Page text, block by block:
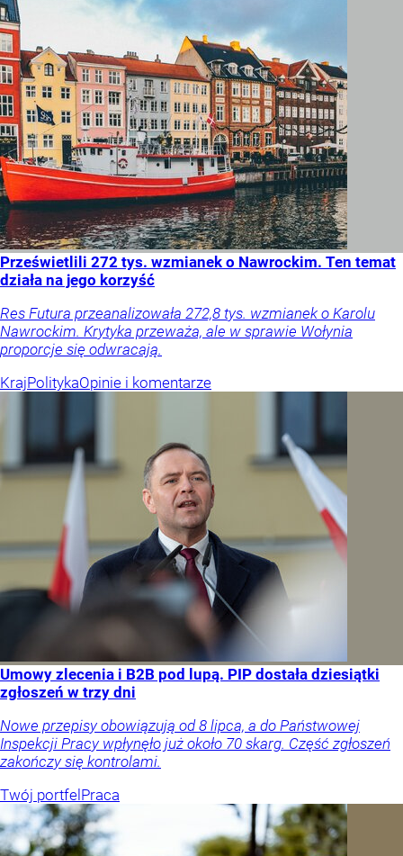
Prześwietlili 272 tys. wzmianek o Nawrockim. Ten temat
działa na jego korzyść
Res Futura przeanalizowała 272,8 tys. wzmianek o Karolu
Nawrockim. Krytyka przeważa, ale w sprawie Wołynia
proporcje się odwracają.
KrajPolitykaOpinie i komentarze
Umowy zlecenia i B2B pod lupą. PIP dostała dziesiątki
zgłoszeń w trzy dni
Nowe przepisy obowiązują od 8 lipca, a do Państwowej
Inspekcji Pracy wpłynęło już około 70 skarg. Część zgłoszeń
zakończy się kontrolami.
Twój portfelPraca